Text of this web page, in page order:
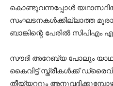
കൊണ്ടുവന്നപ്പോള്‍
സംഘടനകള്‍ക്കില്ലാത്ത
ബാങ്കിന്റെ പേരില്‍ സിപിഎം
സൗദി അറേബ്യ പോലും
കൈവിട്ട് സ്ത്രീകള്‍ക്ക്
തീയ്യറ്ററും